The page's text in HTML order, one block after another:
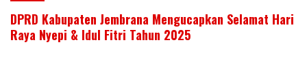
DPRD Kabupaten Jembrana Mengucapkan Selamat Hari
Raya Nyepi & Idul Fitri Tahun 2025